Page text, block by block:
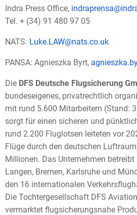
Indra Press Office,
Tel. + (34) 91 480 97 05
NATS: Luke.LAW@nats.co.uk
PANSA: Agnieszka Byrt,
Die DFS Deutsche Flugsicherung
bundeseigenes, privatrechtlich
mit rund 5.600 Mitarbeitern (Stand:
sorgt für einen sicheren und
rund 2.200 Fluglotsen leiteten vor
Flüge durch den deutschen
Millionen. Das Unternehmen
Langen, Bremen, Karlsruhe und
den 16 internationalen
Die Tochtergesellschaft DFS
vermarktet flugsicherungsnahe